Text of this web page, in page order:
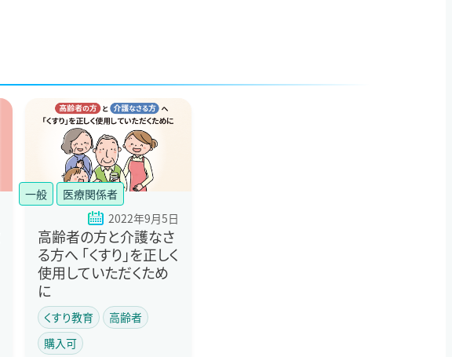
一般
医療関係者
2022年9月5日
高齢者の方と介護なさ
る方へ 「くすり」を正しく
使用していただくため
に
くすり教育
高齢者
購入可